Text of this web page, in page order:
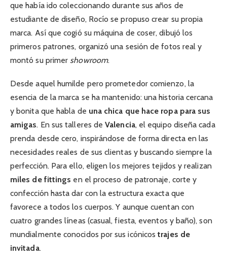
que había ido coleccionando durante sus años de
estudiante de diseño, Rocío se propuso crear su propia
marca. Así que cogió su máquina de coser, dibujó los
primeros patrones, organizó una sesión de fotos real y
montó su primershowroom.
Desde aquel humilde pero prometedor comienzo, la
esencia de la marca se ha mantenido: una historia cercana
y bonita que habla de una chica que hace ropa para sus
amigas. En sus talleres deValencia, el equipo diseña cada
prenda desde cero, inspirándose de forma directa en las
necesidades reales de sus clientas y buscando siempre la
perfección. Para ello, eligen los mejores tejidos y realizan
miles de fittings en el proceso de patronaje, corte y
confección hasta dar con la estructura exacta que
favorece a todos los cuerpos. Y aunque cuentan con
cuatro grandes líneas (casual, fiesta, eventos y baño), son
mundialmente conocidos por sus icónicostrajes de
invitada.